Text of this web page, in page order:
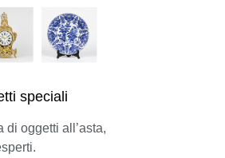
speciali
di oggetti all’asta,